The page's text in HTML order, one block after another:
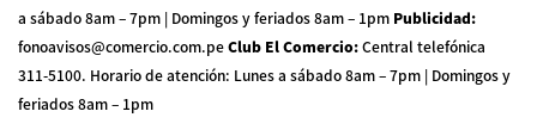
a sábado 8am – 7pm | Domingos y feriados 8am – 1pm Publicidad:
fonoavisos@comercio.com.peClub El Comercio:Central telefónica
311-5100. Horario de atención: Lunes a sábado 8am – 7pm | Domingos y
feriados 8am – 1pm